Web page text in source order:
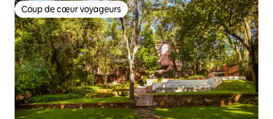
Coup de cœur voyageurs
Coup de cœur voyageurs